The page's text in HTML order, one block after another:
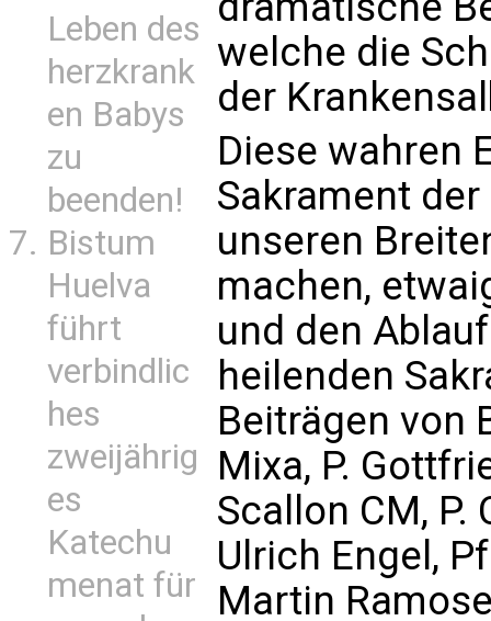
Leben des
herzkrank
en Babys
zu
beenden!
Bistum
Huelva
führt
verbindlic
hes
zweijährig
es
Katechu
menat für
welche die
der
Diese wahren
Sakrament
unseren
machen,
und den
heilenden
Beiträgen von
Mixa, P.
Scallon CM, P.
Ulrich Engel,
Martin